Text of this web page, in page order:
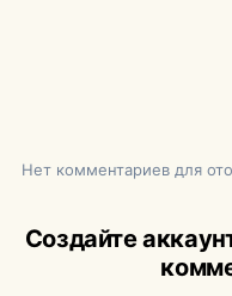
Нет комментариев для
Создайте